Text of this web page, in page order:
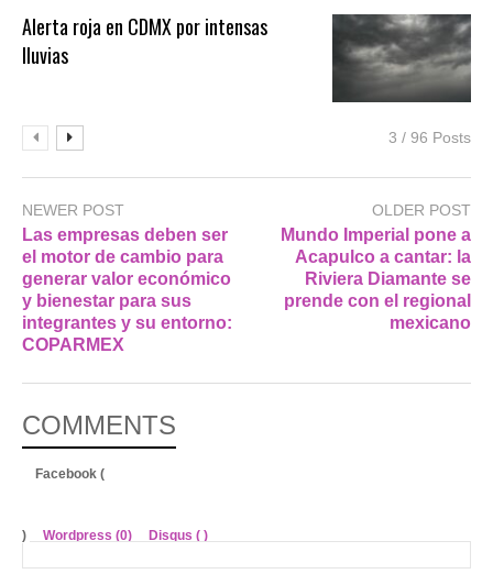
Alerta roja en CDMX por intensas
lluvias
3 / 96 Posts
NEWER POST
Las empresas deben ser
el motor de cambio para
generar valor económico
y bienestar para sus
integrantes y su entorno:
COPARMEX
OLDER POST
Mundo Imperial pone a
Acapulco a cantar: la
Riviera Diamante se
prende con el regional
mexicano
COMMENTS
Facebook (
) Wordpress (0) Disqus ( )